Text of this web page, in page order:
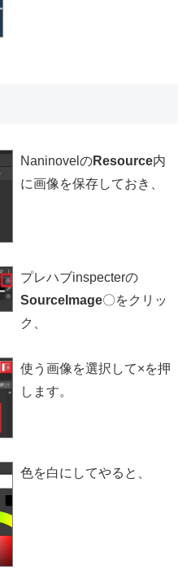
NaninovelのResource内
に画像を保存しておき、
プレハブinspecterの
SourceImage〇をクリッ
ク、
使う画像を選択して×を押
します。
色を白にしてやると、